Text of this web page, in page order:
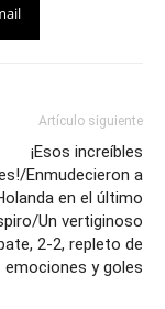
Artículo siguiente
¡Esos increíbles
Enmudecieron a
en el último
Un vertiginoso
2-2, repleto de
emociones y goles